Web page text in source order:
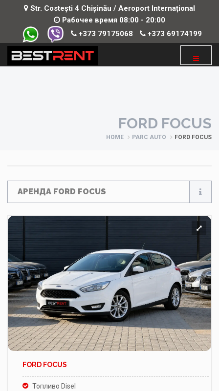
Str. Costești 4 Chișinău / Aeroport Internațional
Рабочее время 08:00 - 20:00
+373 79175068
+373 69174199
FORD FOCUS
HOME PARC AUTO FORD FOCUS
АРЕНДА FORD FOCUS
FORD FOCUS
Топливо Disel